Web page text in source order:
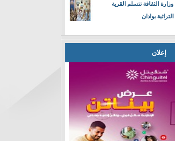
وزارة الثقافة تتسلم القرية
التراثية بوادان
إعلان